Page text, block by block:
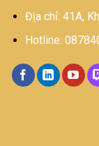
Địa chỉ: 41A,
Hotline: